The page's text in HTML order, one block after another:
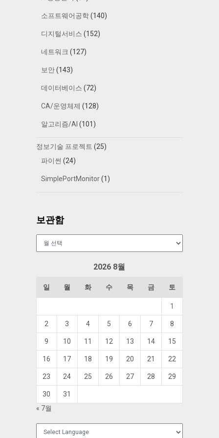
소프트웨어공학(140)
디지털서비스 (152)
네트워크 (127)
보안(143)
데이터베이스 (72)
CA/운영체제 (128)
알고리즘/AI (101)
정보기술 프로젝트 (25)
파이썬 (24)
SimplePortMonitor(1)
보관함
2026 8월
일 월 화 수 목 금 토
1
2 3 4 5 6 7 8
9 10 11 12 13 14 15
16 17 18 19 20 21 22
23 24 25 26 27 28 29
30
31
« 7월